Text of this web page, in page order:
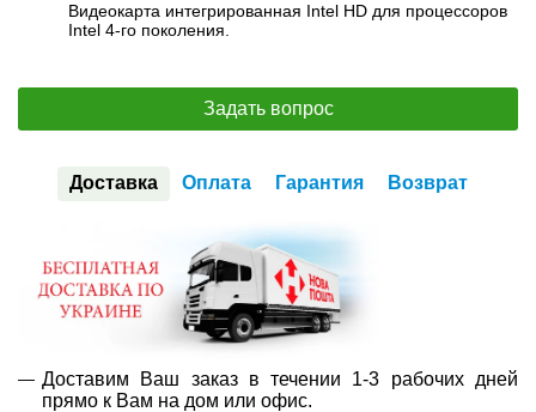
Видеокарта интегрированная Intel HD для процессоров
Intel 4-го поколения.
Задать вопрос
Доставка Оплата Гарантия Возврат
Доставим Ваш заказ в течении 1-3 рабочих дней
прямо к Вам на дом или офис.